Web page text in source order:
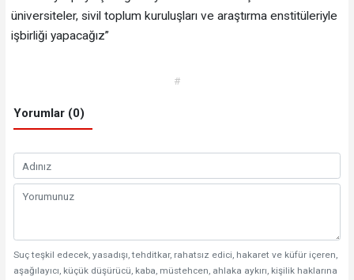
üniversiteler, sivil toplum kuruluşları ve araştırma enstitüleriyle
işbirliği yapacağız”
#
Yorumlar (0)
Suç teşkil edecek, yasadışı, tehditkar, rahatsız edici, hakaret ve küfür içeren,
aşağılayıcı, küçük düşürücü, kaba, müstehcen, ahlaka aykırı, kişilik haklarına